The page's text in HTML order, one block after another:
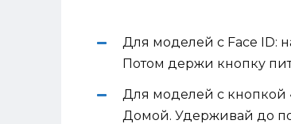
Для моделей с Face ID:
Потом держи кнопку
Для моделей с
Домой. Удерживай до